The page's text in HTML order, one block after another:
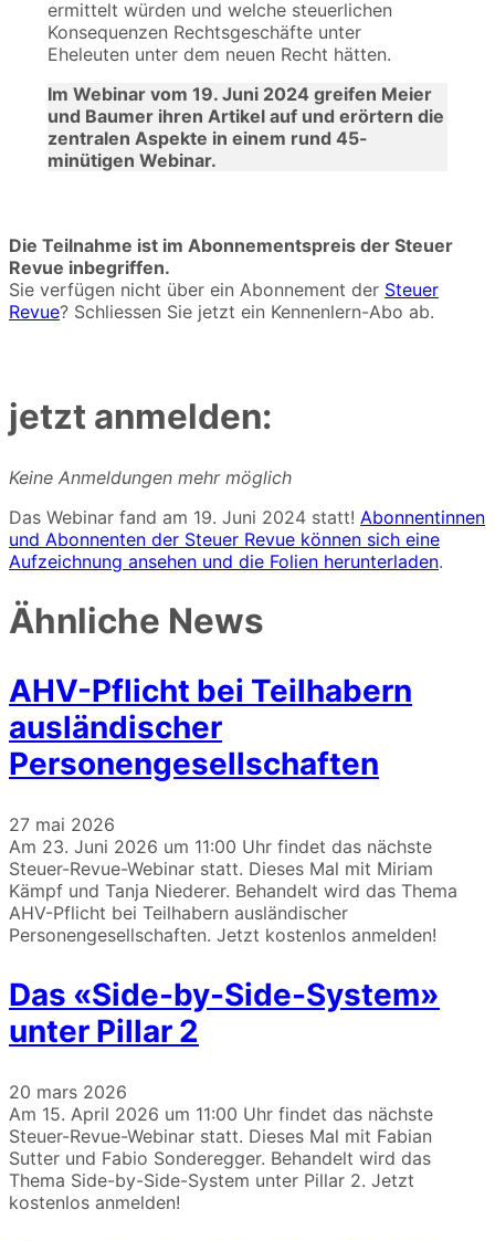
ermittelt würden und welche steuerlichen
Konsequenzen Rechtsgeschäfte unter
Eheleuten unter dem neuen Recht hätten.
Im Webinar vom 19. Juni 2024 greifen Meier
und Baumer ihren Artikel auf und erörtern die
zentralen Aspekte in einem rund 45-
minütigen Webinar.
Die Teilnahme ist im Abonnementspreis der Steuer
Revue inbegriffen.
Sie verfügen nicht über ein Abonnement der Steuer
Revue? Schliessen Sie jetzt ein Kennenlern-Abo ab.
jetzt anmelden:
Keine Anmeldungen mehr möglich
Das Webinar fand am 19. Juni 2024 statt! Abonnentinnen
und Abonnenten der Steuer Revue können sich eine
Aufzeichnung ansehen und die Folien herunterladen.
Ähnliche News
AHV-Pflicht bei Teilhabern
ausländischer
Personengesellschaften
27 mai 2026
Am 23. Juni 2026 um 11:00 Uhr findet das nächste
Steuer-Revue-Webinar statt. Dieses Mal mit Miriam
Kämpf und Tanja Niederer. Behandelt wird das Thema
AHV-Pflicht bei Teilhabern ausländischer
Personengesellschaften. Jetzt kostenlos anmelden!
Das «Side-by-Side-System»
unter Pillar 2
20 mars 2026
Am 15. April 2026 um 11:00 Uhr findet das nächste
Steuer-Revue-Webinar statt. Dieses Mal mit Fabian
Sutter und Fabio Sonderegger. Behandelt wird das
Thema Side-by-Side-System unter Pillar 2. Jetzt
kostenlos anmelden!